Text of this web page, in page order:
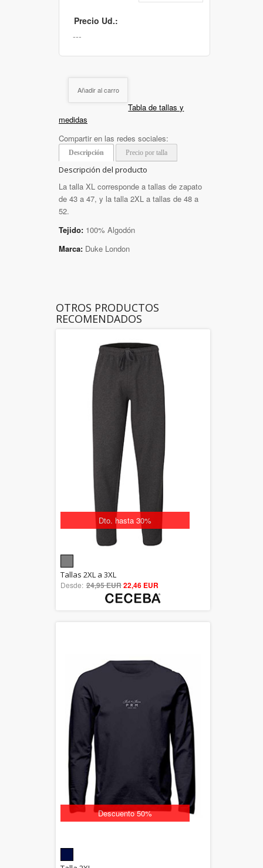
Precio Ud.:
Añadir al carro
Tabla de tallas y
medidas
Compartir en las redes sociales:
Descripción Precio por talla
Descripción del producto
La talla XL corresponde a tallas de zapato
de 43 a 47, y la talla 2XL a tallas de 48 a
52.
Tejido: 100% Algodón
Marca: Duke London
OTROS PRODUCTOS
RECOMENDADOS
Dto. hasta 30%
5.00
out of 5
Tallas 2XL a 3XL
Desde: 24,95 EUR22,46 EUR
Descuento 50%